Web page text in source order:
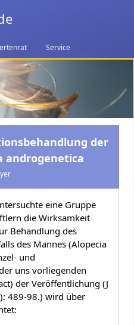
Service
der
androgenetica
eine Gruppe
die Wirksamkeit
Behandlung des
des Mannes (Alopecia
und
uns vorliegenden
der Veröffentlichung (J
489-98.) wird über